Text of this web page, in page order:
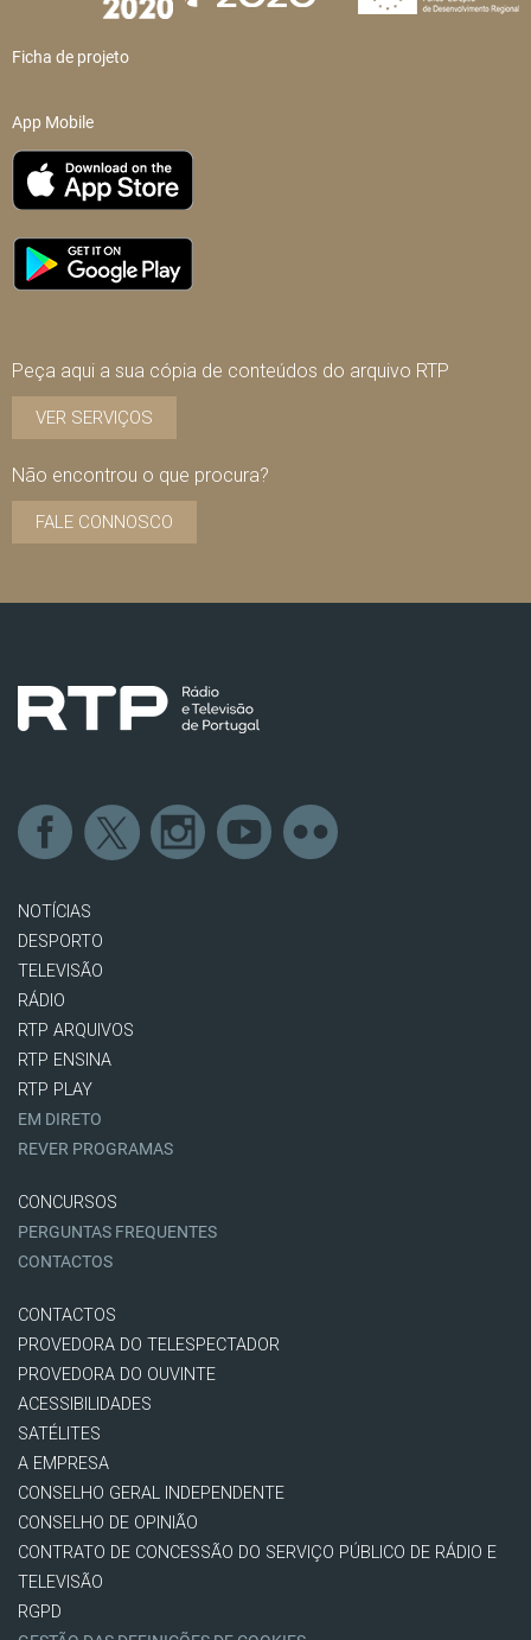
Ficha de projeto
App Mobile
Peça aqui a sua cópia de conteúdos do arquivo RTP
VER SERVIÇOS
Não encontrou o que procura?
FALE CONNOSCO
NOTÍCIAS
DESPORTO
TELEVISÃO
RÁDIO
RTP ARQUIVOS
RTP ENSINA
RTP PLAY
EM DIRETO
REVER PROGRAMAS
CONCURSOS
PERGUNTAS FREQUENTES
CONTACTOS
CONTACTOS
PROVEDORA DO TELESPECTADOR
PROVEDORA DO OUVINTE
ACESSIBILIDADES
SATÉLITES
A EMPRESA
CONSELHO GERAL INDEPENDENTE
CONSELHO DE OPINIÃO
CONTRATO DE CONCESSÃO DO SERVIÇO PÚBLICO DE RÁDIO E
TELEVISÃO
RGPD